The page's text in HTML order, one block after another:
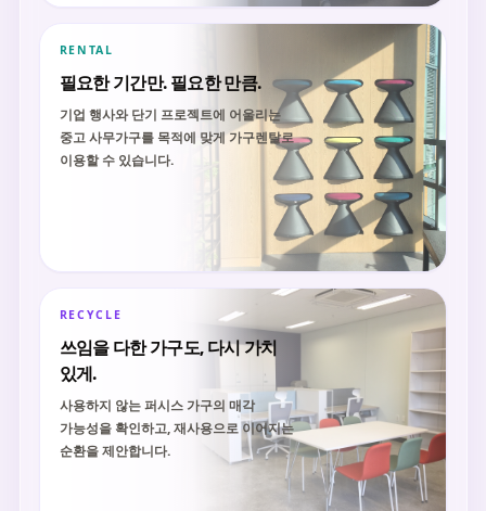
RENTAL
필요한 기간만. 필요한 만큼.
기업 행사와 단기 프로젝트에 어울리는
중고 사무가구를 목적에 맞게 가구렌탈로
이용할 수 있습니다.
RECYCLE
쓰임을 다한 가구도, 다시 가치
있게.
사용하지 않는 퍼시스 가구의 매각
가능성을 확인하고, 재사용으로 이어지는
순환을 제안합니다.